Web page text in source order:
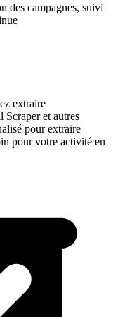
des campagnes, suivi
extraire
Scraperet autres
pour extraire
pour votre activité en